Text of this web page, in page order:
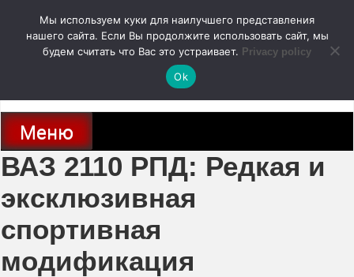
содержимому
autodoc24.ru
Новости про современные автомобили и не только, новинки зарубежного
и отечественного автопрома
Меню
ВАЗ 2110 РПД: Редкая и
эксклюзивная
спортивная
модификация
Мы используем куки для наилучшего представления
нашего сайта. Если Вы продолжите использовать сайт, мы
будем считать что Вас это устраивает. Privacy policy
Ok